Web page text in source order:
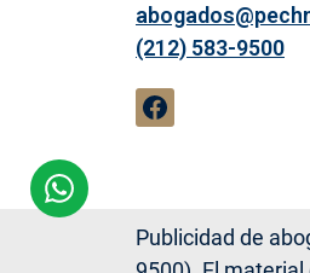
(212) 583-9500
Publicidad de